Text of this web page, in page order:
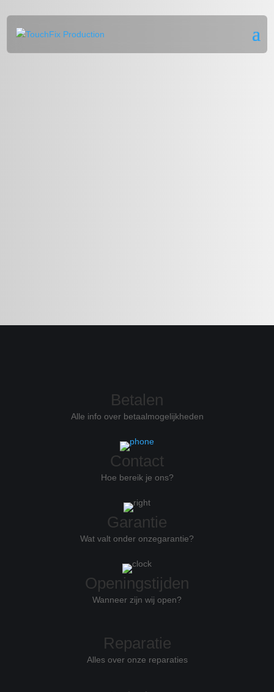
Betalen
Alle info over betaalmogelijkheden
Contact
Hoe bereik je ons?
Garantie
Wat valt onder onzegarantie?
Openingstijden
Wanneer zijn wij open?
Reparatie
Alles over onze reparaties